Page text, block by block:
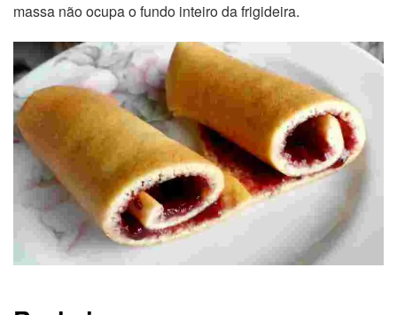
massa não ocupa o fundo inteiro da frigideira.